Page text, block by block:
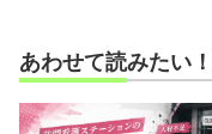
あわせて読みたい